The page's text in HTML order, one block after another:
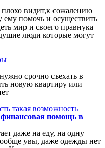
видит,к сожалению
ему помочь и осуществить
мир и своего правнука
люди которые могут
срочно съехать в
новую квартиру или
такая возможность
финансовая помощь в
даже на еду, на одну
увы, даже одежды нет